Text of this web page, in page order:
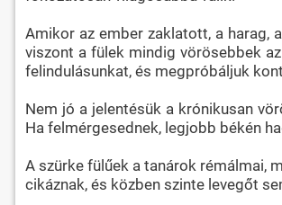
Amikor az ember zaklatott, a harag,
viszont a fülek mindig vörösebbek
felindulásunkat, és megpróbáljuk
Nem jó a jelentésük a krónikusan
Ha felmérgesednek, legjobb békén
A szürke fülűek a tanárok rémálmai,
cikáznak, és közben szinte levegőt